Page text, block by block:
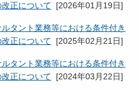
正について [2026年01月19日]
タント業務等における条件付き
正について [2025年02月21日]
タント業務等における条件付き
正について [2024年03月22日]